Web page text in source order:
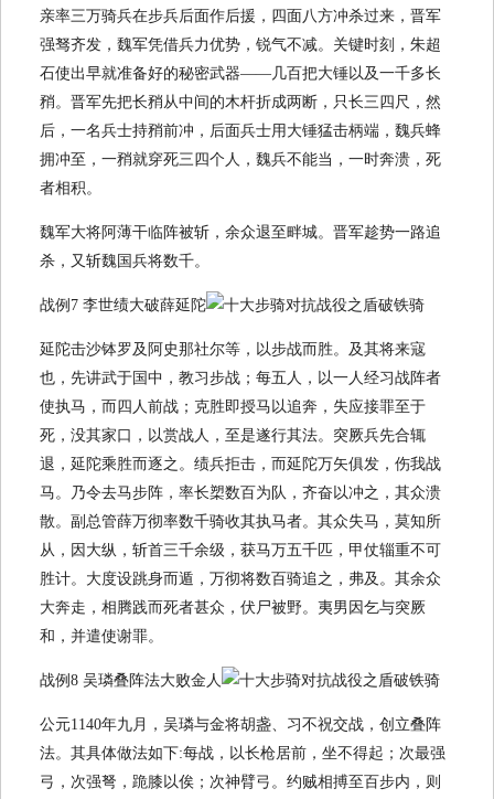
亲率三万骑兵在步兵后面作后援，四面八方冲杀过来，晋军
强驽齐发，魏军凭借兵力优势，锐气不减。关键时刻，朱超
石使出早就准备好的秘密武器——几百把大锤以及一千多长
矟。晋军先把长矟从中间的木杆折成两断，只长三四尺，然
后，一名兵士持矟前冲，后面兵士用大锤猛击柄端，魏兵蜂
拥冲至，一矟就穿死三四个人，魏兵不能当，一时奔溃，死
者相积。
魏军大将阿薄干临阵被斩，余众退至畔城。晋军趁势一路追
杀，又斩魏国兵将数千。
战例7 李世绩大破薛延陀
延陀击沙钵罗及阿史那社尔等，以步战而胜。及其将来寇
也，先讲武于国中，教习步战；每五人，以一人经习战阵者
使执马，而四人前战；克胜即授马以追奔，失应接罪至于
死，没其家口，以赏战人，至是遂行其法。突厥兵先合辄
退，延陀乘胜而逐之。绩兵拒击，而延陀万矢俱发，伤我战
马。乃令去马步阵，率长槊数百为队，齐奋以冲之，其众溃
散。副总管薛万彻率数千骑收其执马者。其众失马，莫知所
从，因大纵，斩首三千余级，获马万五千匹，甲仗辎重不可
胜计。大度设跳身而遁，万彻将数百骑追之，弗及。其余众
大奔走，相腾践而死者甚众，伏尸被野。夷男因乞与突厥
和，并遣使谢罪。
战例8 吴璘叠阵法大败金人
公元1140年九月，吴璘与金将胡盏、习不祝交战，创立叠阵
法。其具体做法如下:每战，以长枪居前，坐不得起；次最强
弓，次强弩，跪膝以俟；次神臂弓。约贼相搏至百步内，则